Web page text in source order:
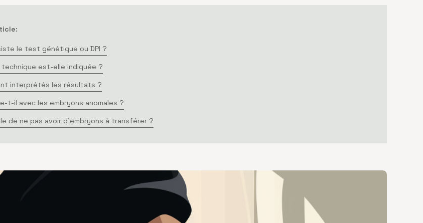
le test génétique ou DPI ?
technique est-elle indiquée ?
interprétés les résultats ?
t-il avec les embryons anomales ?
de ne pas avoir d'embryons à transférer ?